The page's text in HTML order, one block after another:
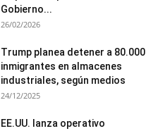
Gobierno...
26/02/2026
Trump planea detener a 80.000
inmigrantes en almacenes
industriales, según medios
24/12/2025
EE.UU. lanza operativo